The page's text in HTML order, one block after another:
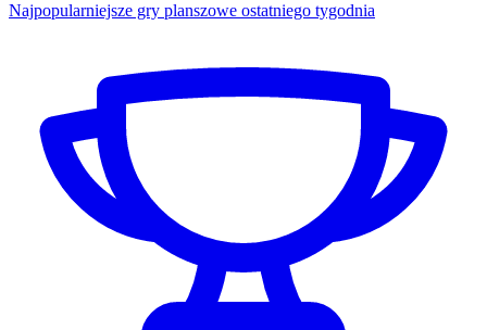
Najpopularniejsze gry planszowe ostatniego tygodnia